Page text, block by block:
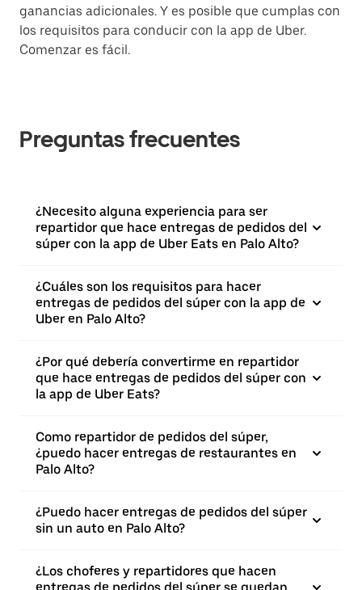
ganancias adicionales. Y es posible que cumplas con
los requisitos para conducir con la app de Uber.
Comenzar es fácil.
Preguntas frecuentes
¿Necesito alguna experiencia para ser
repartidor que hace entregas de pedidos del
súper con la app de Uber Eats en Palo Alto?
¿Cuáles son los requisitos para hacer
entregas de pedidos del súper con la app de
Uber en Palo Alto?
¿Por qué debería convertirme en repartidor
que hace entregas de pedidos del súper con
la app de Uber Eats?
Como repartidor de pedidos del súper,
¿puedo hacer entregas de restaurantes en
Palo Alto?
¿Puedo hacer entregas de pedidos del súper
sin un auto en Palo Alto?
¿Los choferes y repartidores que hacen